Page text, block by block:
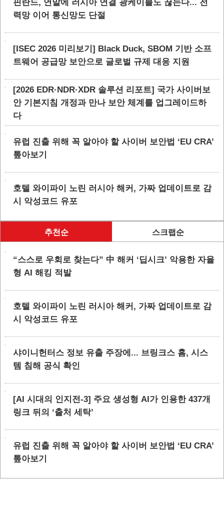
핀란드, 연말에 러시아 연결 광케이블도 끊는다... 전
력망 이어 통신망도 단절
[ISEC 2026 미리보기] Black Duck, SBOM 기반 소프
트웨어 공급망 보안으로 글로벌 규제 대응 지원
[2026 EDR·NDR·XDR 솔루션 리포트] 국가 사이버보
안 기본지침 개정과 만나 보안 체계를 업그레이드하
다
유럽 진출 위해 꼭 알아야 할 사이버 보안법 ‘EU CRA’
톺아보기
호텔 와이파이 노린 러시아 해커, 가짜 업데이트로 감
시 악성코드 유포
추천순 스크랩순
“스스로 우회로 찾는다” 中 해커 ‘딥시크’ 악용한 자율
형 AI 해킹 적발
호텔 와이파이 노린 러시아 해커, 가짜 업데이트로 감
시 악성코드 유포
샤이니헌터스 정보 유출 주장에... 브링크스 홈, 시스
템 침해 공식 확인
[AI 시대의 인지전-3] 주요 생성형 AI가 인용한 437개
링크 뒤의 ‘출처 세탁’
유럽 진출 위해 꼭 알아야 할 사이버 보안법 ‘EU CRA’
톺아보기